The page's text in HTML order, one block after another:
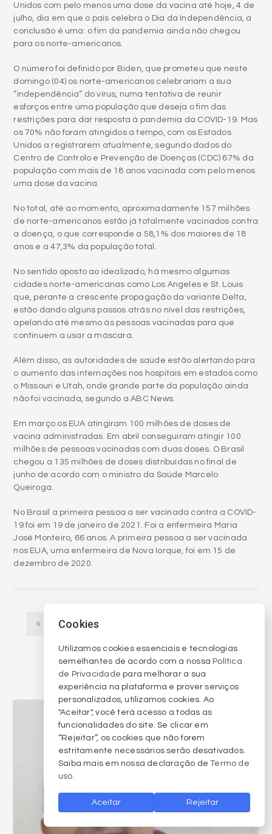
Unidos com pelo menos uma dose da vacina até hoje, 4 de
julho, dia em que o país celebra o Dia da Independência, a
conclusão é uma: o fim da pandemia ainda não chegou
para os norte-americanos.
O número foi definido por Biden, que prometeu que neste
domingo (04) os norte-americanos celebrariam a sua
“independência” do vírus, numa tentativa de reunir
esforços entre uma população que deseja o fim das
restrições para dar resposta à pandemia da COVID-19. Mas
os 70% não foram atingidos a tempo, com os Estados
Unidos a registrarem atualmente, segundo dados do
Centro de Controlo e Prevenção de Doenças (CDC) 67% da
população com mais de 18 anos vacinada com pelo menos
uma dose da vacina.
No total, até ao momento, aproximadamente 157 milhões
de norte-americanos estão já totalmente vacinados contra
a doença, o que corresponde a 58,1% dos maiores de 18
anos e a 47,3% da população total.
No sentido oposto ao idealizado, há mesmo algumas
cidades norte-americanas como Los Angeles e St. Louis
que, perante a crescente propagação da variante Delta,
estão dando alguns passos atrás no nível das restrições,
apelando até mesmo às pessoas vacinadas para que
continuem a usar a máscara.
Além disso, as autoridades de saúde estão alertando para
o aumento das internações nos hospitais em estados como
o Missouri e Utah, onde grande parte da população ainda
não foi vacinada, segundo a ABC News.
Em março os EUA atingiram 100 milhões de doses de
vacina administradas. Em abril conseguiram atingir 100
milhões de pessoas vacinadas com duas doses. O Brasil
chegou a 135 milhões de doses distribuídas no final de
junho de acordo com o ministro da Saúde Marcelo
Queiroga.
No Brasil a primeira pessoa a ser vacinada contra a COVID-
19 foi em 19 de janeiro de 2021. Foi a enfermeira Maria
José Monteiro, 66 anos. A primeira pessoa a ser vacinada
nos EUA, uma enfermeira de Nova Iorque, foi em 15 de
dezembro de 2020.
Anterior
Próximo
Cookies
Utilizamos cookies essenciais e tecnologias
semelhantes de acordo com a nossa Política
de Privacidade para melhorar a sua
experiência na plataforma e prover serviços
personalizados, utilizamos cookies. Ao
"Aceitar", você terá acesso a todas as
funcionalidades do site. Se clicar em
“Rejeitar”, os cookies que não forem
estritamente necessários serão desativados.
Saiba mais em nossa declaração deTermo de
uso.
Aceitar Rejeitar